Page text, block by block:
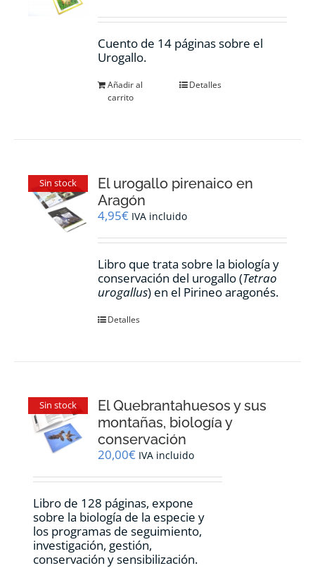
Cuento de 14 páginas sobre el
Urogallo.
Añadir al
carrito
Detalles
Sin stock
El urogallo pirenaico en
Aragón
4,95€ IVA incluido
Libro que trata sobre la biología y
conservación del urogallo (Tetrao
urogallus) en el Pirineo aragonés.
Detalles
Sin stock
El Quebrantahuesos y sus
montañas, biología y
conservación
20,00€ IVA incluido
Libro de 128 páginas, expone
sobre la biología de la especie y
los programas de seguimiento,
investigación, gestión,
conservación y sensibilización.